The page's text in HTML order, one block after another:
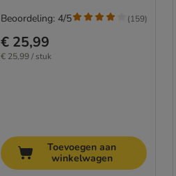
€ 25,99
€ 25,99 / stuk
Beoordeling: 4/5 (159)
Toevoegen aan
winkelwagen